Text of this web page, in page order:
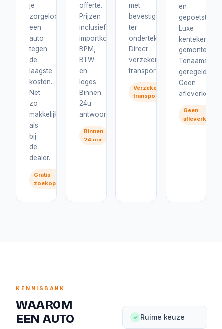
je
zorgeloos
een
auto
tegen
de
laagste
kosten.
Net
zo
makkelijk
als
bij
de
dealer.
Gratis
zoekopdracht
offerte.
Prijzen
inclusief
importkosten,
BPM,
BTW
en
leges.
Binnen
24u
antwoord.
Binnen
24 uur
met
bevestiging
ter
ondertekening.
Direct
verzekerd
transport.
Verzekerd
transport
en
gepoetst.
Luxe
gemonteerd.
geregeld.
Geen
Geen
afleverkosten
KENNISBANK
WAAROM
EEN AUTO
✓ Ruime keuze